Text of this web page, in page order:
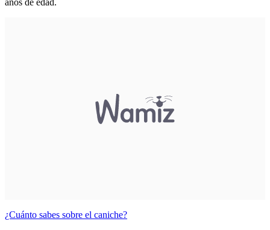
años de edad.
¿Cuánto sabes sobre el caniche?